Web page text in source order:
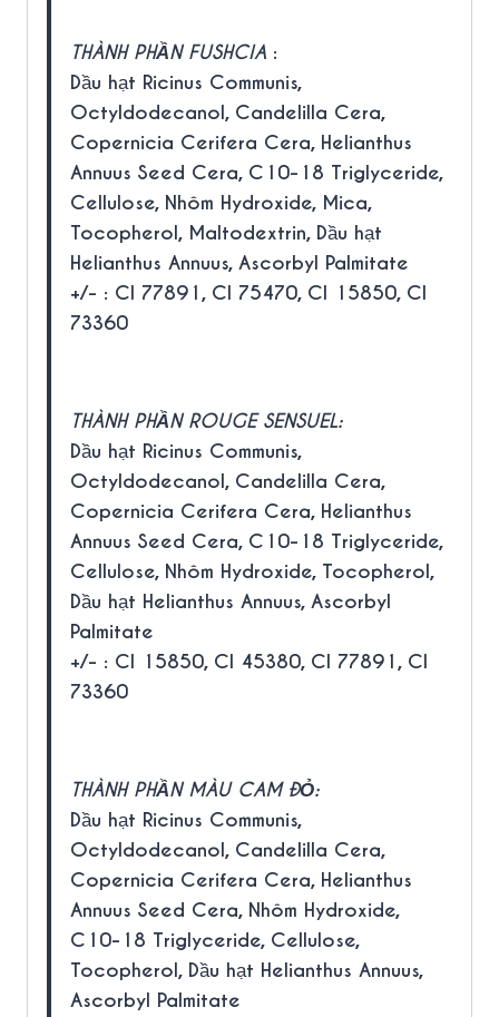
THÀNH PHẦN FUSHCIA :
Dầu hạt Ricinus Communis,
Octyldodecanol, Candelilla Cera,
Copernicia Cerifera Cera, Helianthus
Annuus Seed Cera, C10-18 Triglyceride,
Cellulose, Nhôm Hydroxide, Mica,
Tocopherol, Maltodextrin, Dầu hạt
Helianthus Annuus, Ascorbyl Palmitate
+/- : CI 77891, CI 75470, CI 15850, CI
73360
THÀNH PHẦN ROUGE SENSUEL:
Dầu hạt Ricinus Communis,
Octyldodecanol, Candelilla Cera,
Copernicia Cerifera Cera, Helianthus
Annuus Seed Cera, C10-18 Triglyceride,
Cellulose, Nhôm Hydroxide, Tocopherol,
Dầu hạt Helianthus Annuus, Ascorbyl
Palmitate
+/- : CI 15850, CI 45380, CI 77891, CI
73360
THÀNH PHẦN MÀU CAM ĐỎ:
Dầu hạt Ricinus Communis,
Octyldodecanol, Candelilla Cera,
Copernicia Cerifera Cera, Helianthus
Annuus Seed Cera, Nhôm Hydroxide,
C10-18 Triglyceride, Cellulose,
Tocopherol, Dầu hạt Helianthus Annuus,
Ascorbyl Palmitate